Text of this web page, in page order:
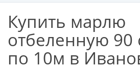
Купить марлю
отбеленную 90
по 10м в